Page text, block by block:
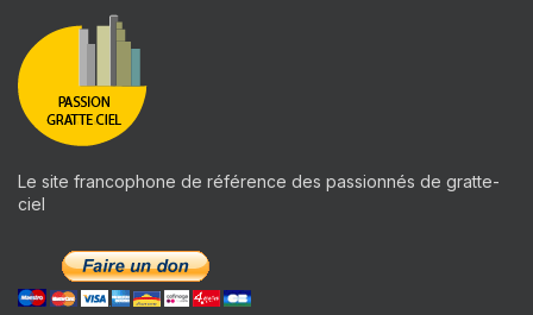
Le site francophone de référence des passionnés de gratte-
ciel